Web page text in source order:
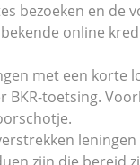
bezoeken en de
online
met een korte
BKR-toetsing.
leningen